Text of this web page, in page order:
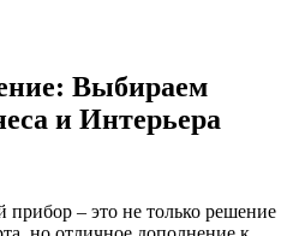
Выбираем
и Интерьера
прибор – это не только решение